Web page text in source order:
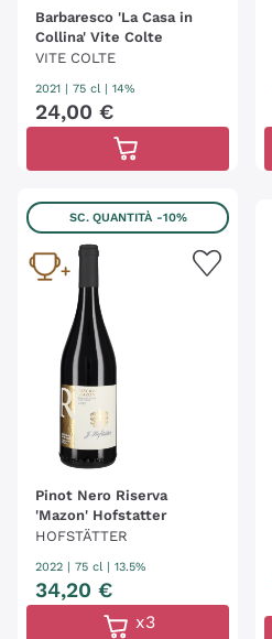
Barbaresco 'La Casa in
Collina' Vite Colte
VITE COLTE
2021 75 cl | 14%
24,00 €
SC. QUANTITÀ -10%
Pinot Nero Riserva
'Mazon' Hofstatter
HOFSTÄTTER
2022 75 cl | 13.5%
34,20 €
x3